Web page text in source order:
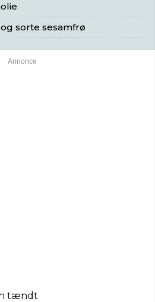
sorte sesamfrø
tændt